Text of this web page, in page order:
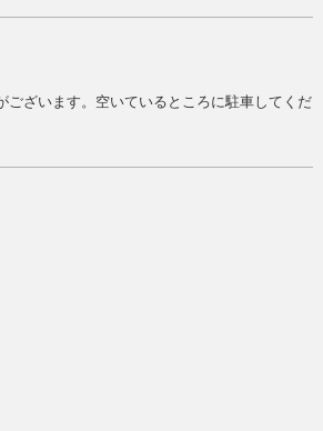
ございます。空いているところに駐車してくだ